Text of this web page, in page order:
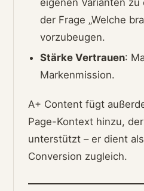
eigenen Varianten
der Frage „Welche
vorzubeugen.
Stärke Vertrauen:
Markenmission.
A+ Content fügt
Page-Kontext hinzu,
unterstützt – er dient
Conversion zugleich.